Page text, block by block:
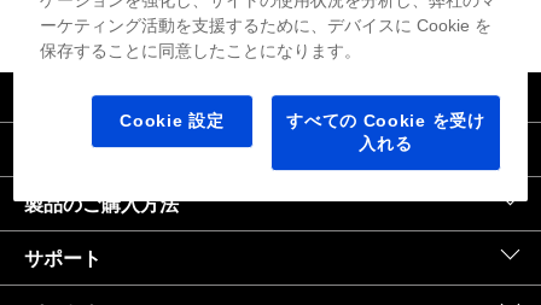
ださい。
｜United States HP.com
会社情報
製品のご購入方法
サポート
ーケティング活動を支援するために、デバイスに Cookie を
保存することに同意したことになります。
Cookie 設定
すべての Cookie を受け
入れる